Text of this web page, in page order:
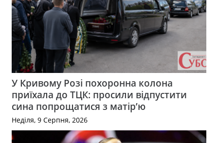
У Кривому Розі похоронна колона
приїхала до ТЦК: просили відпустити
сина попрощатися з матір’ю
Неділя, 9 Серпня, 2026